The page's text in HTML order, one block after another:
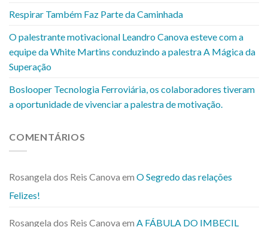
Respirar Também Faz Parte da Caminhada
O palestrante motivacional Leandro Canova esteve com a
equipe da White Martins conduzindo a palestra A Mágica da
Superação
Boslooper Tecnologia Ferroviária, os colaboradores tiveram
a oportunidade de vivenciar a palestra de motivação.
COMENTÁRIOS
Rosangela dos Reis Canova em O Segredo das relações
Felizes!
Rosangela dos Reis Canova em A FÁBULA DO IMBECIL